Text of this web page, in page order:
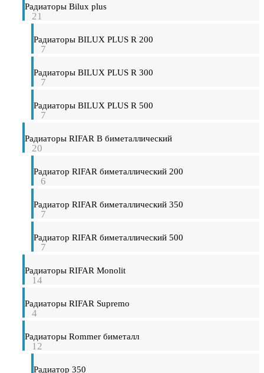
Радиаторы Bilux plus
21
Радиаторы BILUX PLUS R 200
7
Радиаторы BILUX PLUS R 300
7
Радиаторы BILUX PLUS R 500
7
Радиаторы RIFAR B биметаллический
20
Радиатор RIFAR биметаллический 200
6
Радиатор RIFAR биметаллический 350
7
Радиатор RIFAR биметаллический 500
7
Радиаторы RIFAR Monolit
14
Радиаторы RIFAR Supremo
4
Радиаторы Rommer биметалл
12
Радиатор 350